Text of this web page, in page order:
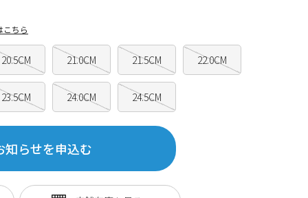
20.5CM 21.0CM 21.5CM 22.0CM
23.5CM 24.0CM 24.5CM
こちら
知らせを申込む